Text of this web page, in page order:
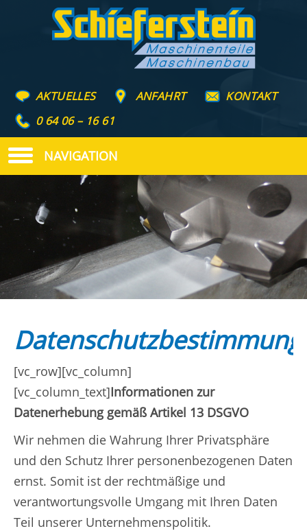
AKTUELLES ANFAHRT
KONTAKT
0 64 06 – 16 61
NAVIGATION
[vc_row][vc_column]
[vc_column_text]Informationen zur
Datenerhebung gemäß Artikel 13 DSGVO
Wir nehmen die Wahrung Ihrer Privatsphäre
und den Schutz Ihrer personenbezogenen Daten
ernst. Somit ist der rechtmäßige und
verantwortungsvolle Umgang mit Ihren Daten
Teil unserer Unternehmenspolitik.